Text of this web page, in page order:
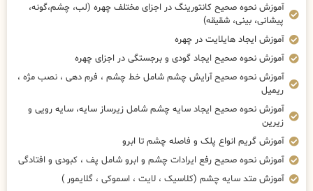
آموزش نحوه صحیح کانتورینگ در اجزای مختلف چهره (لب، چشم،گونه،
پیشانی، بینی، شقیقه)
آموزش ایجاد هایلایت در چهره
آموزش نحوه صحیح ایجاد گودی و برجستگی در اجزای چهره
آموزش نحوه صحیح آرایش چشم شامل خط چشم ، فرم دهی ، نصب مژه ،
ریمیل
آموزش نحوه صحیح ایجاد سایه چشم شامل زیرساز سایه، سایه رویی و
زیرین
آموزش گریم انواع پلک و فاصله چشم تا ابرو
آموزش نحوه صحیح رفع ایرادات چشم و ابرو شامل پف ، کبودی و افتادگی
آموزش متد سایه چشم (کلاسیک ، لایت ، اسموکی ، گلایمور )